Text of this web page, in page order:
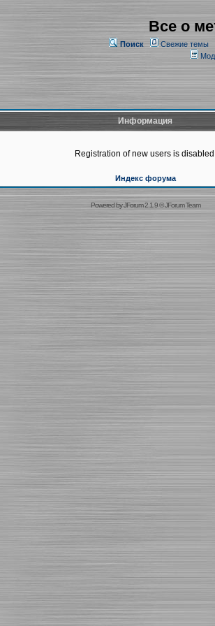
Все о
Поиск Свежие темы
Информация
Registration of new users is
Индекс форума
Powered byJForum 2.1.9©JForum Team